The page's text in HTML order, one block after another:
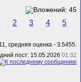
2 3 4
5
пост: 15.05.2026 01:32